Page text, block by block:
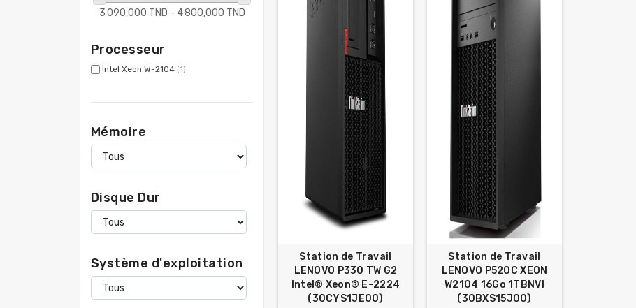
3 090,000 TND - 4 800,000 TND
Processeur
Intel Xeon W-2104 (1)
Mémoire
Disque Dur
Système d'exploitation
Station de Travail
LENOVO P330 TW G2
Intel® Xeon® E-2224
(30CYS1JE00)
Station de Travail
LENOVO P520C XEON
W2104 16Go 1TBNVI
(30BXS15J00)